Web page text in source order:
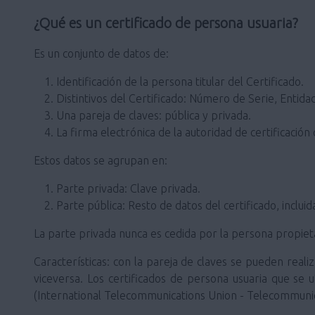
¿Qué es un certificado de persona usuaria?
Es un conjunto de datos de:
Identificación de la persona titular del Certificado.
Distintivos del Certificado: Número de Serie,
Una pareja de claves: pública y privada.
La firma electrónica de la autoridad de certificación
Estos datos se agrupan en:
Parte privada: Clave privada.
Parte pública: Resto de datos del certificado,
La parte privada nunca es cedida por la persona
Características: con la pareja de claves se pueden
viceversa. Los certificados de persona usuaria que
(International Telecommunications Union -